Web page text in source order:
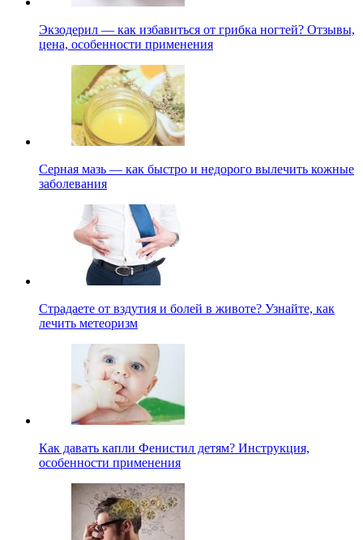
Экзодерил — как избавиться от грибка ногтей? Отзывы,
цена, особенности применения
Серная мазь — как быстро и недорого вылечить кожные
заболевания
Страдаете от вздутия и болей в животе? Узнайте, как
лечить метеоризм
Как давать капли Фенистил детям? Инструкция,
особенности применения